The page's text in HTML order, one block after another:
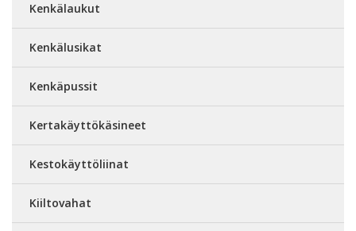
Kenkälaukut
Kenkälusikat
Kenkäpussit
Kertakäyttökäsineet
Kestokäyttöliinat
Kiiltovahat